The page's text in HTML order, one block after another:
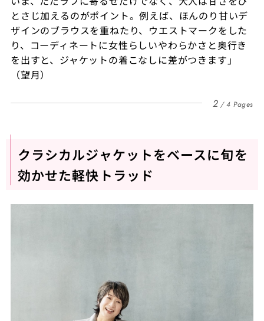
とさじ加えるのがポイント。例えば、ほんのり甘いデ
ザインのブラウスを重ねたり、ウエストマークをした
り、コーディネートに女性らしいやわらかさと奥行き
を出すと、ジャケットの着こなしに差がつきます」
（望月）
2 4 Pages
クラシカルジャケットをベースに旬を
効かせた軽快トラッド